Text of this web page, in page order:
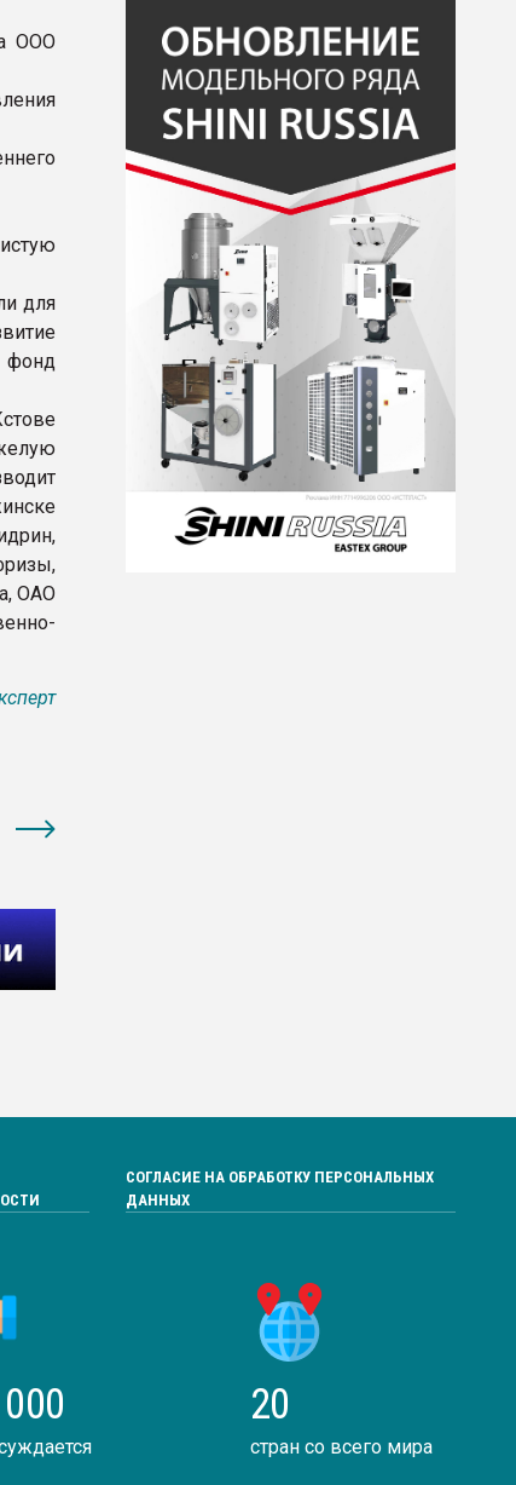
ООО
для
фонд
ОАО
СОГЛАСИЕ НА ОБРАБОТКУ ПЕРСОНАЛЬНЫХ
ДАННЫХ
20
стран со всего мира